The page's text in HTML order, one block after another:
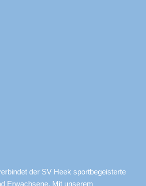
der SV Heek sportbegeisterte
Erwachsene. Mit unserem